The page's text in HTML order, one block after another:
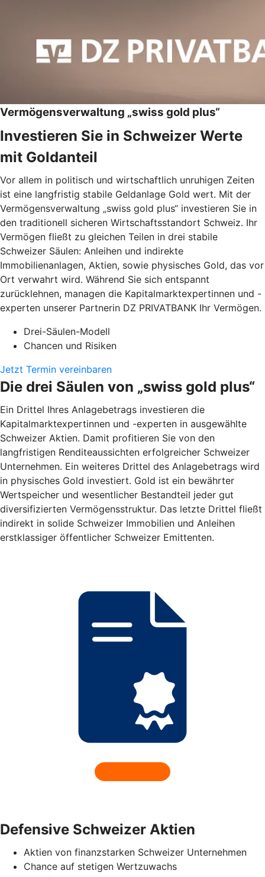
Vermögensverwaltung „swiss gold plus“
Investieren Sie in Schweizer Werte
mit Goldanteil
Vor allem in politisch und wirtschaftlich unruhigen Zeiten
ist eine langfristig stabile Geldanlage Gold wert. Mit der
Vermögensverwaltung „swiss gold plus“ investieren Sie in
den traditionell sicheren Wirtschaftsstandort Schweiz. Ihr
Vermögen fließt zu gleichen Teilen in drei stabile
Schweizer Säulen: Anleihen und indirekte
Immobilienanlagen, Aktien, sowie physisches Gold, das vor
Ort verwahrt wird. Während Sie sich entspannt
zurücklehnen, managen die Kapitalmarktexpertinnen und -
experten unserer Partnerin DZ PRIVATBANK Ihr Vermögen.
Drei-Säulen-Modell
Chancen und Risiken
Jetzt Termin vereinbaren
Die drei Säulen von „swiss gold plus“
Ein Drittel Ihres Anlagebetrags investieren die
Kapitalmarktexpertinnen und -experten in ausgewählte
Schweizer Aktien. Damit profitieren Sie von den
langfristigen Renditeaussichten erfolgreicher Schweizer
Unternehmen. Ein weiteres Drittel des Anlagebetrags wird
in physisches Gold investiert. Gold ist ein bewährter
Wertspeicher und wesentlicher Bestandteil jeder gut
diversifizierten Vermögensstruktur. Das letzte Drittel fließt
indirekt in solide Schweizer Immobilien und Anleihen
erstklassiger öffentlicher Schweizer Emittenten.
Defensive Schweizer Aktien
Aktien von finanzstarken Schweizer Unternehmen
Chance auf stetigen Wertzuwachs